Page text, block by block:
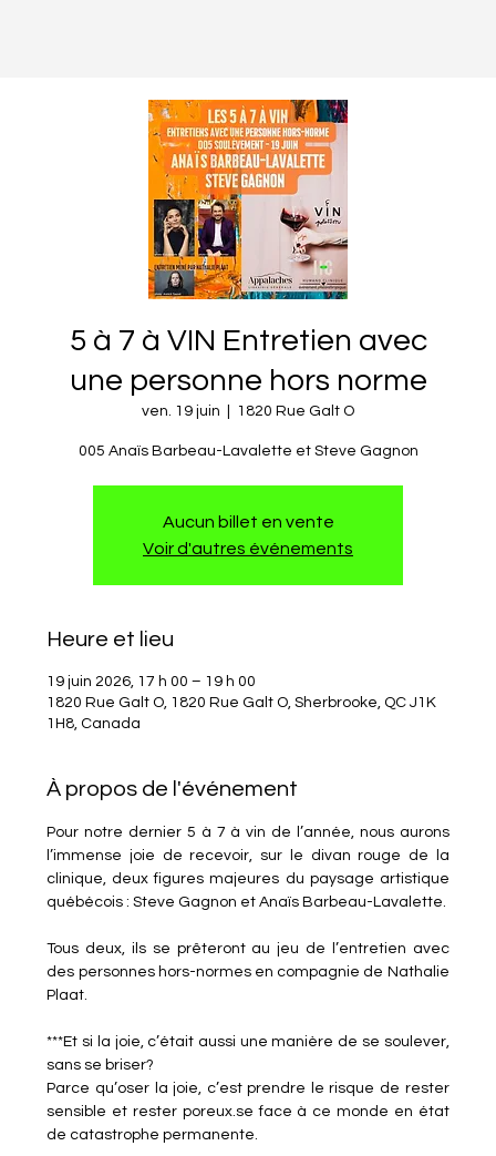
5 à 7 à VIN Entretien avec
une personne hors norme
ven. 19 juin 1820 Rue Galt O
005 Anaïs Barbeau-Lavalette et Steve Gagnon
Aucun billet en vente
Voir d'autres événements
Heure et lieu
19 juin 2026, 17 h 00 – 19 h 00
1820 Rue Galt O, 1820 Rue Galt O, Sherbrooke, QC J1K
1H8, Canada
À propos de l'événement
Pour notre dernier 5 à 7 à vin de l’année, nous aurons
l’immense joie de recevoir, sur le divan rouge de la
clinique, deux figures majeures du paysage artistique
québécois : Steve Gagnon et Anaïs Barbeau-Lavalette.
Tous deux, ils se prêteront au jeu de l’entretien avec
des personnes hors-normes en compagnie de Nathalie
Plaat.
***Et si la joie, c’était aussi une manière de se soulever,
sans se briser?
Parce qu’oser la joie, c’est prendre le risque de rester
sensible et rester poreux.se face à ce monde en état
de catastrophe permanente.